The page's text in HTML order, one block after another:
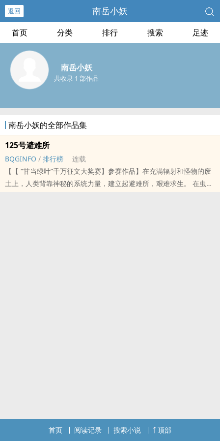
返回 南岳小妖
首页 分类 排行 搜索 足迹
南岳小妖
共收录 1 部作品
南岳小妖的全部作品集
125号避难所
BQGINFO / 排行榜
连载
【【 “甘当绿叶”千万征文大奖赛】参赛作品】在充满辐射和怪物的废
土上，人类背靠神秘的系统力量，建立起避难所，艰难求生。 在虫
首页 阅读记录 搜索小说 顶部